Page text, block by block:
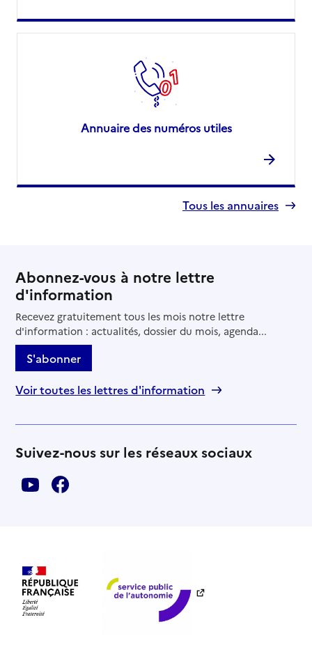
Annuaire des numéros utiles
Tous les annuaires
Abonnez-vous à notre lettre
d'information
Recevez gratuitement tous les mois notre lettre
d'information : actualités, dossier du mois, agenda...
S'abonner
Voir toutes les lettres d'information
Suivez-nous sur les réseaux sociaux